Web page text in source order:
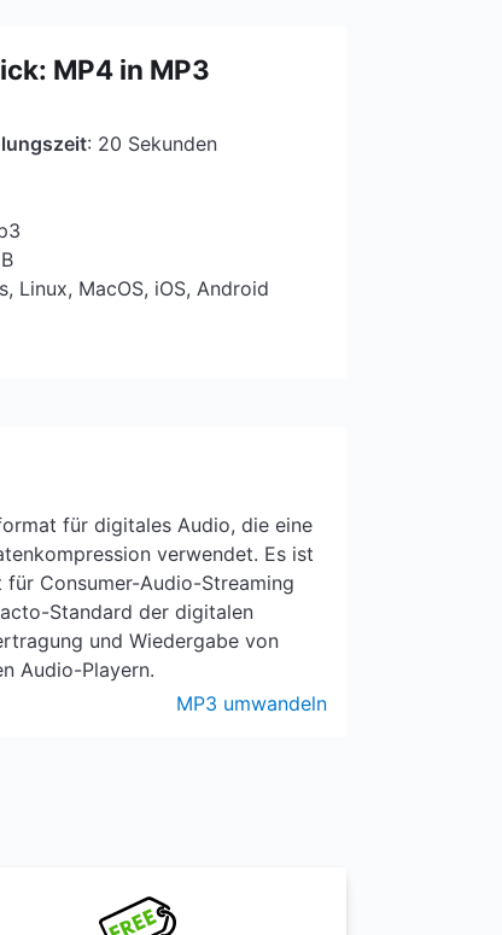
MP4 in MP3
: 20 Sekunden
Linux, MacOS, iOS, Android
für digitales Audio, die eine
verwendet. Es ist
Consumer-Audio-Streaming
Standard der digitalen
und Wiedergabe von
Audio-Playern.
MP3 umwandeln